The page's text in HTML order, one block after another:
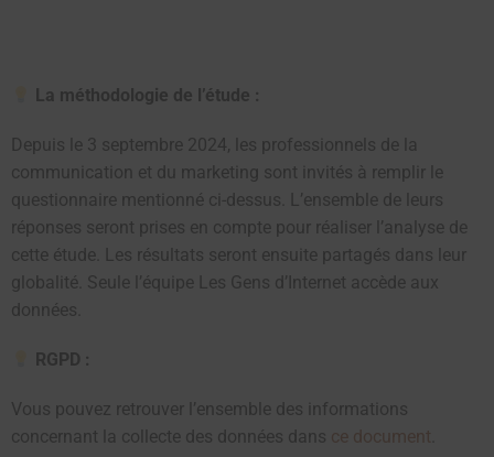
La méthodologie de l’étude :
Depuis le 3 septembre 2024, les professionnels de la
communication et du marketing sont invités à remplir le
questionnaire mentionné ci-dessus. L’ensemble de leurs
réponses seront prises en compte pour réaliser l’analyse de
cette étude. Les résultats seront ensuite partagés dans leur
globalité. Seule l’équipe Les Gens d’Internet accède aux
données.
RGPD :
Vous pouvez retrouver l’ensemble des informations
concernant la collecte des données dans ce document